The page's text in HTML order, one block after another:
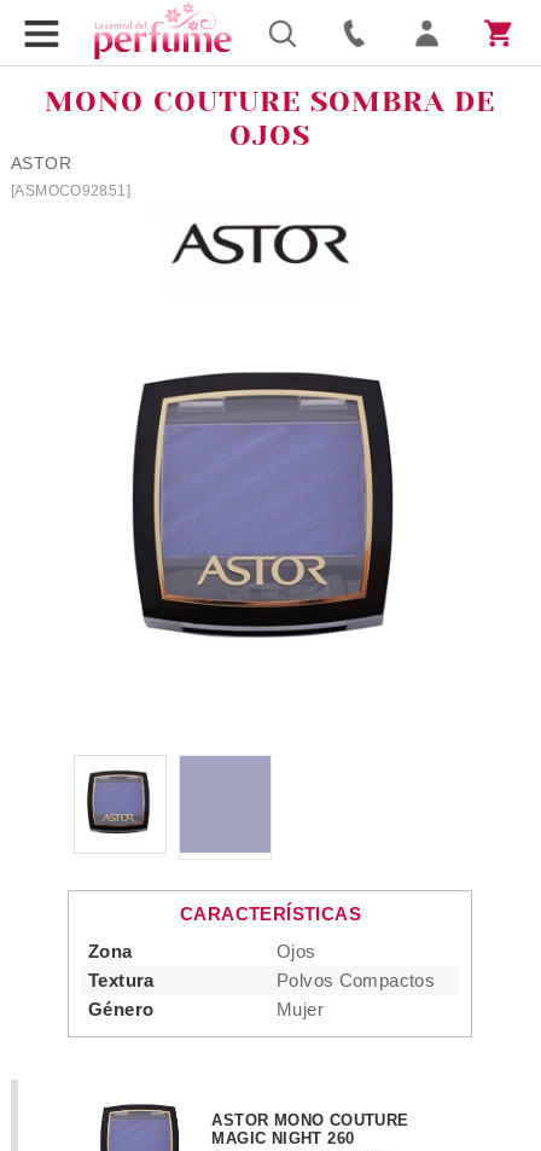
MONO COUTURE SOMBRA DE
OJOS
ASTOR
[ASMOCO92851]
CARACTERÍSTICAS
Zona
Ojos
Textura
Polvos Compactos
Género
Mujer
ASTOR MONO COUTURE
MAGIC NIGHT 260